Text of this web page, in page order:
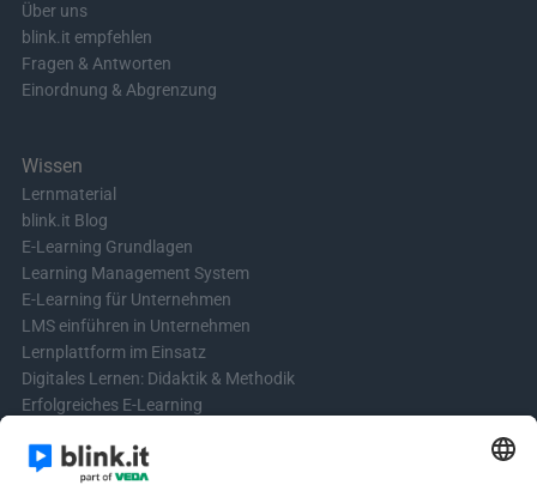
Über uns
blink.it empfehlen
Fragen & Antworten
Einordnung & Abgrenzung
Wissen
Lernmaterial
blink.it Blog
E-Learning Grundlagen
Learning Management System
E-Learning für Unternehmen
LMS einführen in Unternehmen
Lernplattform im Einsatz
Digitales Lernen: Didaktik & Methodik
Erfolgreiches E-Learning
Learning & Development